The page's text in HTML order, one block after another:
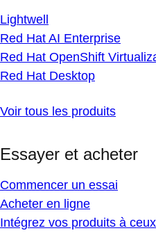
Lightwell
Red Hat AI Enterprise
Red Hat OpenShift
Red Hat Desktop
Voir tous les produits
Essayer et acheter
Commencer un essai
Acheter en ligne
Intégrez vos produits à